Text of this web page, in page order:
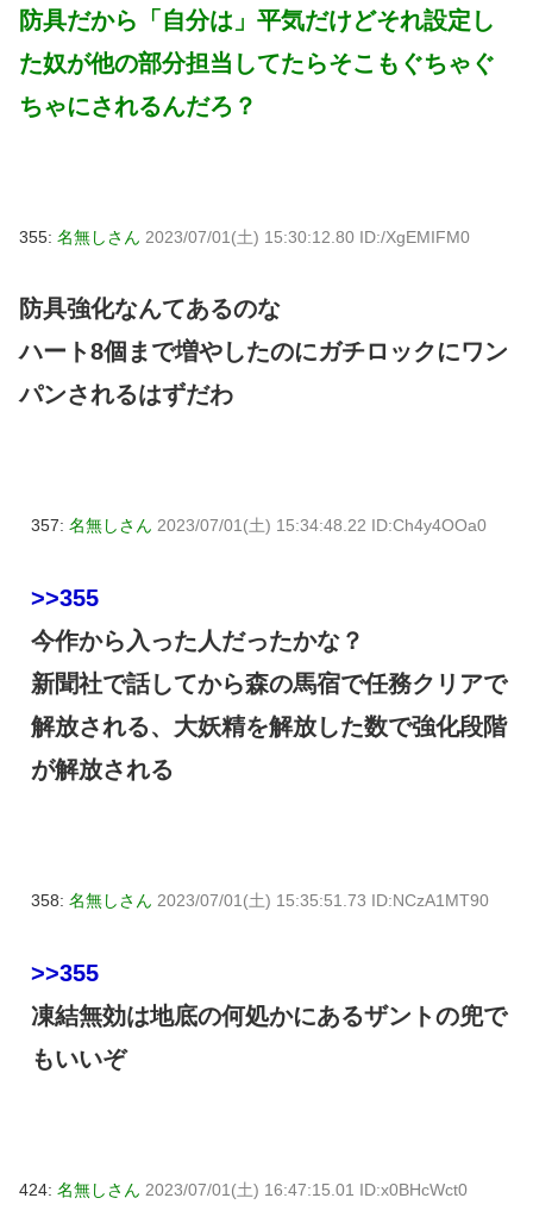
防具だから「自分は」平気だけどそれ設定し
た奴が他の部分担当してたらそこもぐちゃぐ
ちゃにされるんだろ？
355: 名無しさん 2023/07/01(土) 15:30:12.80 ID:/XgEMIFM0
防具強化なんてあるのな
ハート8個まで増やしたのにガチロックにワン
パンされるはずだわ
357: 名無しさん 2023/07/01(土) 15:34:48.22 ID:Ch4y4OOa0
>>355
今作から入った人だったかな？
新聞社で話してから森の馬宿で任務クリアで
解放される、大妖精を解放した数で強化段階
が解放される
358: 名無しさん 2023/07/01(土) 15:35:51.73 ID:NCzA1MT90
>>355
凍結無効は地底の何処かにあるザントの兜で
もいいぞ
424: 名無しさん 2023/07/01(土) 16:47:15.01 ID:x0BHcWct0